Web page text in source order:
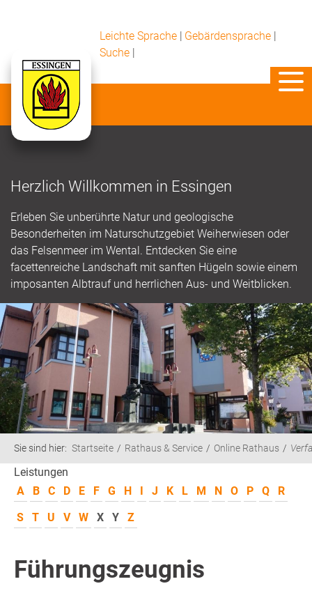
Leichte Sprache | Gebärdensprache |
Suche |
Herzlich Willkommen in Essingen
Erleben Sie unberührte Natur und geologische
Besonderheiten im Naturschutzgebiet Weiherwiesen oder
das Felsenmeer im Wental. Entdecken Sie eine
facettenreiche Landschaft mit sanften Hügeln sowie einem
imposanten Albtrauf und herrlichen Aus- und Weitblicken.
Sie sind hier: Startseite Rathaus & Service Online Rathaus
Leistungen
A
B C D E F G H I J K L M N O P Q
R
S
T U V W X Y Z
Führungszeugnis